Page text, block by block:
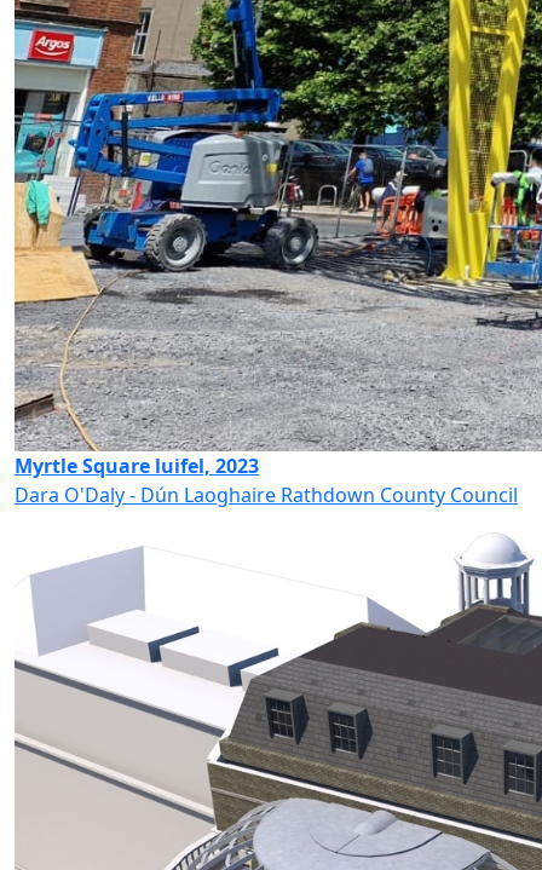
Myrtle Square luifel, 2023
Dara O'Daly - Dún Laoghaire Rathdown County Council